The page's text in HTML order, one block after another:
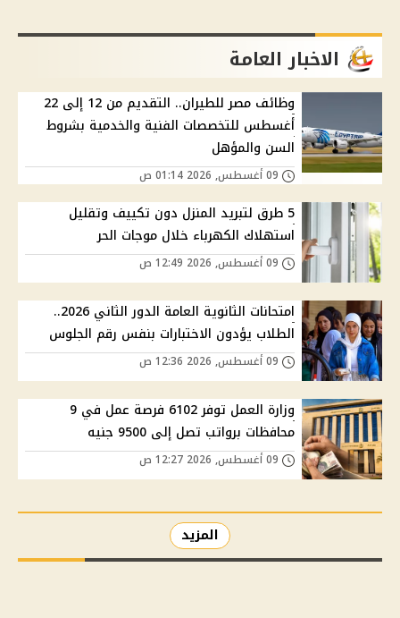
الاخبار العامة
وظائف مصر للطيران.. التقديم من 12 إلى 22
أغسطس للتخصصات الفنية والخدمية بشروط
السن والمؤهل
5 طرق لتبريد المنزل دون تكييف وتقليل
استهلاك الكهرباء خلال موجات الحر
امتحانات الثانوية العامة الدور الثاني 2026..
الطلاب يؤدون الاختبارات بنفس رقم الجلوس
وزارة العمل توفر 6102 فرصة عمل في 9
محافظات برواتب تصل إلى 9500 جنيه
المزيد